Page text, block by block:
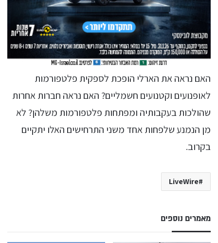
האם נראה את הארלי הופכת לספקית פלטפורמות
לאופנועים וקטנועים חשמליים? האם נראה חברות אחרות
שהולכות בעקבותיה ומפתחות פלטפורמות משלהן? לא
מן הנמנע שלפחות אחד משני התרחישים האלו יתקיים
בקרוב.
LiveWire
מאמרים נוספים